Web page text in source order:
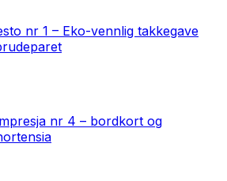
nr 1 – Eko-vennlig takkegave
nr 4 – bordkort og